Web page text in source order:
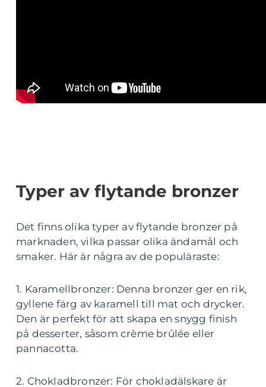
Typer av flytande bronzer
Det finns olika typer av flytande bronzer på
marknaden, vilka passar olika ändamål och
smaker. Här är några av de populäraste:
1. Karamellbronzer: Denna bronzer ger en rik,
gyllene färg av karamell till mat och drycker.
Den är perfekt för att skapa en snygg finish
på desserter, såsom crème brûlée eller
pannacotta.
2. Chokladbronzer: För chokladälskare är